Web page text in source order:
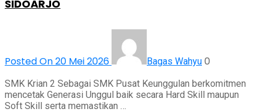
SIDOARJO
Posted On 20 Mei 2026 Bagas Wahyu 0
SMK Krian 2 Sebagai SMK Pusat Keunggulan berkomitmen
mencetak Generasi Unggul baik secara Hard Skill maupun
Soft Skill serta memastikan …